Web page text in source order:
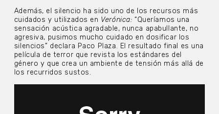
Además, el silencio ha sido uno de los recursos más
cuidados y utilizados en Verónica: “Queríamos una
sensación acústica agradable, nunca apabullante, no
agresiva, pusimos mucho cuidado en dosificar los
silencios” declara Paco Plaza. El resultado final es una
película de terror que revista los estándares del
género y que crea un ambiente de tensión más allá de
los recurridos sustos.